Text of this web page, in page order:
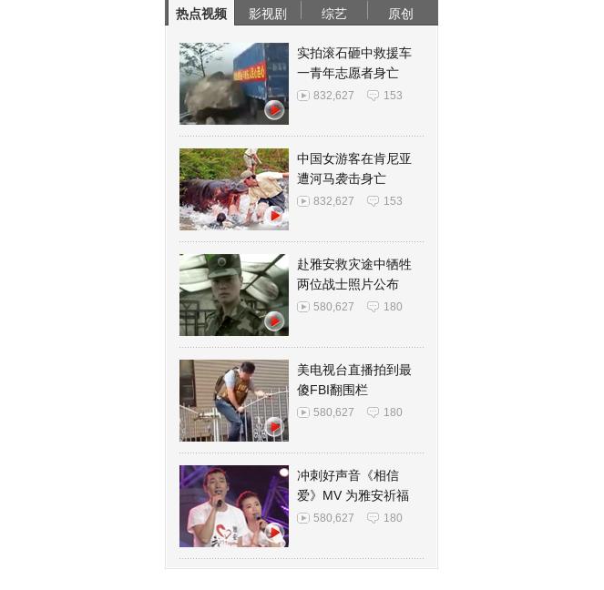
热点视频 影视剧 综艺 原创
实拍滚石砸中救援车
一青年志愿者身亡
832,627 153
中国女游客在肯尼亚
遭河马袭击身亡
832,627 153
赴雅安救灾途中牺牲
两位战士照片公布
580,627 180
美电视台直播拍到最
傻FBI翻围栏
580,627 180
冲刺好声音《相信
爱》MV 为雅安祈福
580,627 180